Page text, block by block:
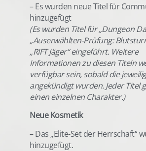
– Es wurden neue Titel für
hinzugefügt
(Es wurden Titel für „Dungeon
„Auserwählten-Prüfung:
„RIFT Jäger“ eingeführt. Weitere
Informationen zu diesen Titeln
verfügbar sein, sobald die
angekündigt wurden. Jeder Titel
einen einzelnen Charakter.)
Neue Kosmetik
– Das „Elite-Set der Herrschaft“
hinzugefügt.